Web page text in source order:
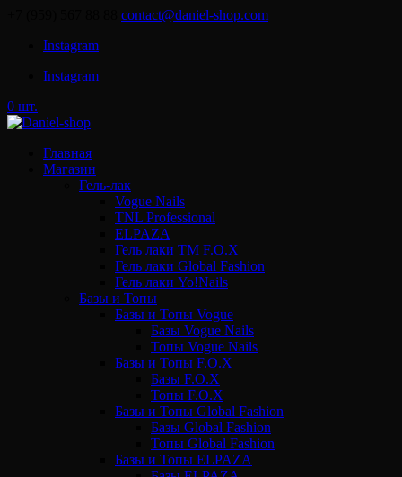
contact@daniel-shop.com
Instagram
Instagram
0 шт.
Главная
Магазин
Гель-лак
Vogue Nails
TNL Professional
ELPAZA
Гель лаки ТМ F.O.X
Гель лаки Global Fashion
Гель лаки Yo!Nails
Базы и Топы
Базы и Топы Vogue
Базы Vogue Nails
Топы Vogue Nails
Базы и Топы F.O.X
Базы F.O.X
Топы F.O.X
Базы и Топы Global Fashion
Базы Global Fashion
Топы Global Fashion
Базы и Топы ELPAZA